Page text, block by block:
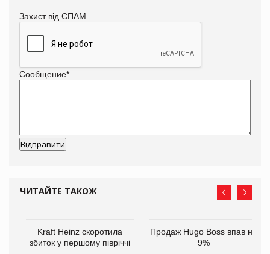
Захист від СПАМ
Сообщение*
ЧИТАЙТЕ ТАКОЖ
Kraft Heinz скоротила
збиток у першому півріччі
Продаж Hugo Boss впав на
9%